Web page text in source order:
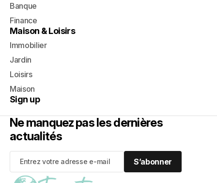
Banque
Finance
Maison & Loisirs
Immobilier
Jardin
Loisirs
Maison
Sign up
Ne manquez pas les dernières
actualités
S’abonner
S’abonner